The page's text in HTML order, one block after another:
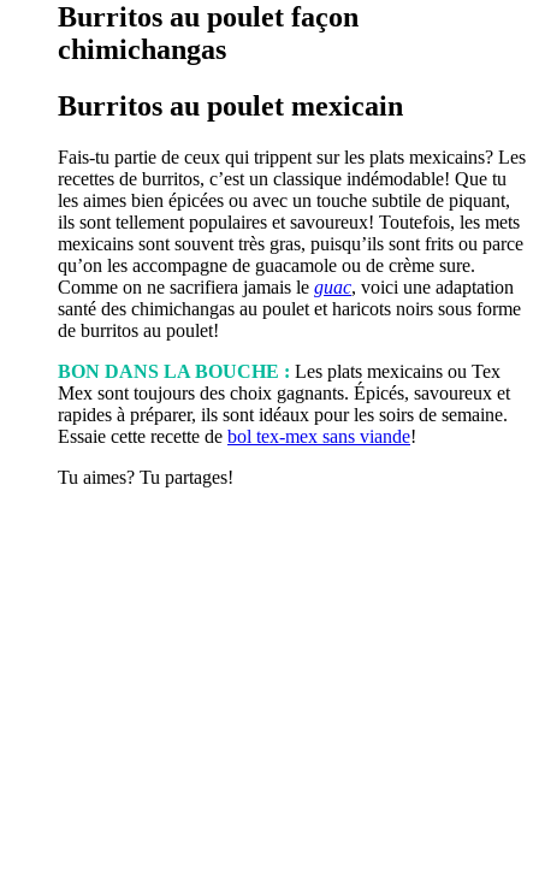
Burritos au poulet façon
chimichangas
Burritos au poulet mexicain
Fais-tu partie de ceux qui trippent sur les plats mexicains? Les
recettes de burritos, c’est un classique indémodable! Que tu
les aimes bien épicées ou avec un touche subtile de piquant,
ils sont tellement populaires et savoureux! Toutefois, les mets
mexicains sont souvent très gras, puisqu’ils sont frits ou parce
qu’on les accompagne de guacamole ou de crème sure.
Comme on ne sacrifiera jamais le guac, voici une adaptation
santé des chimichangas au poulet et haricots noirs sous forme
de burritos au poulet!
BON DANS LA BOUCHE : Les plats mexicains ou Tex
Mex sont toujours des choix gagnants. Épicés, savoureux et
rapides à préparer, ils sont idéaux pour les soirs de semaine.
Essaie cette recette de bol tex-mex sans viande!
Tu aimes? Tu partages!